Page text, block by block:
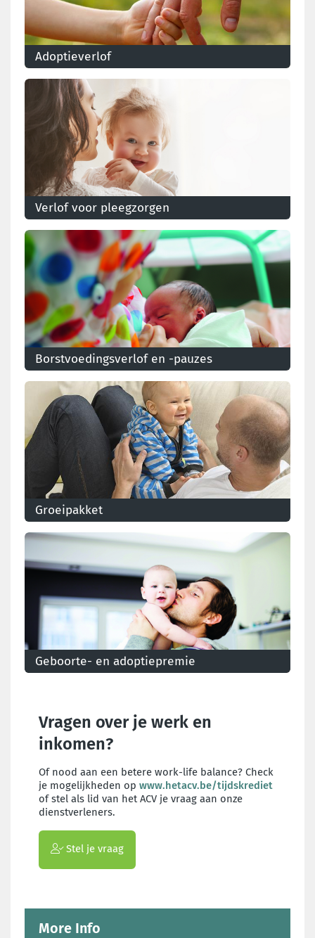
Adoptieverlof
Als je een kindje adopteert, hebben jij en je partner
recht op adoptieverlof. De duur van het verlof hangt
af van de leeftijd van het kind.
Verlof voor pleegzorgen
Ben je aangesteld als pleegouder? Dan heb je het
recht op pleegouder- en pleegzorgverlof.
Borstvoedingsverlof en -pauzes
In België bestaat geen regeling voor
borstvoedingsverlof. Borstvoedingspauzes zijn wel
wettelijk geregeld en als recht erkend.
Groeipakket
Kinderen van werknemers geven recht op
kinderbijslag. Lees meer over de voorwaarden, de
toekenning en hoe je Groeipakket berekend wordt.
Geboorte- en adoptiepremie
Zwangerschap, geboorte, adoptie: het kost wel wat.
Vragen over je werk en
inkomen?
Of nood aan een betere work-life balance? Check
je mogelijkheden op www.hetacv.be/tijdskrediet
of stel als lid van het ACV je vraag aan onze
dienstverleners.
Stel je vraag
More Info